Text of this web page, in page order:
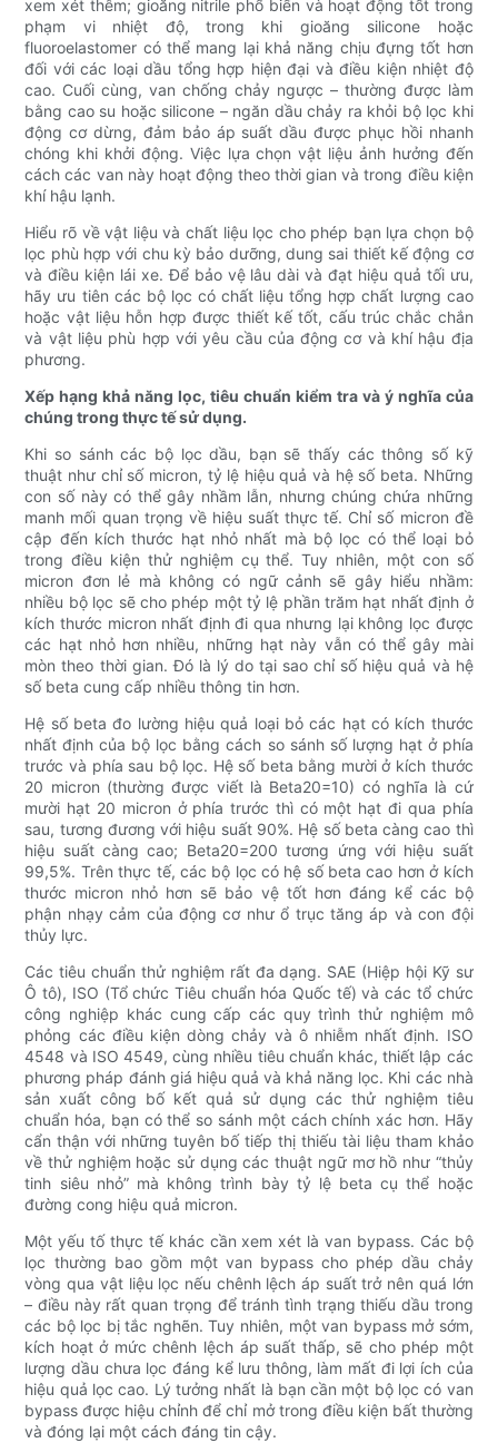
xem xét thêm; gioăng nitrile phổ biến và hoạt động tốt trong
phạm vi nhiệt độ, trong khi gioăng silicone hoặc
fluoroelastomer có thể mang lại khả năng chịu đựng tốt hơn
đối với các loại dầu tổng hợp hiện đại và điều kiện nhiệt độ
cao. Cuối cùng, van chống chảy ngược – thường được làm
bằng cao su hoặc silicone – ngăn dầu chảy ra khỏi bộ lọc khi
động cơ dừng, đảm bảo áp suất dầu được phục hồi nhanh
chóng khi khởi động. Việc lựa chọn vật liệu ảnh hưởng đến
cách các van này hoạt động theo thời gian và trong điều kiện
khí hậu lạnh.
Hiểu rõ về vật liệu và chất liệu lọc cho phép bạn lựa chọn bộ
lọc phù hợp với chu kỳ bảo dưỡng, dung sai thiết kế động cơ
và điều kiện lái xe. Để bảo vệ lâu dài và đạt hiệu quả tối ưu,
hãy ưu tiên các bộ lọc có chất liệu tổng hợp chất lượng cao
hoặc vật liệu hỗn hợp được thiết kế tốt, cấu trúc chắc chắn
và vật liệu phù hợp với yêu cầu của động cơ và khí hậu địa
phương.
Xếp hạng khả năng lọc, tiêu chuẩn kiểm tra và ý nghĩa của
chúng trong thực tế sử dụng.
Khi so sánh các bộ lọc dầu, bạn sẽ thấy các thông số kỹ
thuật như chỉ số micron, tỷ lệ hiệu quả và hệ số beta. Những
con số này có thể gây nhầm lẫn, nhưng chúng chứa những
manh mối quan trọng về hiệu suất thực tế. Chỉ số micron đề
cập đến kích thước hạt nhỏ nhất mà bộ lọc có thể loại bỏ
trong điều kiện thử nghiệm cụ thể. Tuy nhiên, một con số
micron đơn lẻ mà không có ngữ cảnh sẽ gây hiểu nhầm:
nhiều bộ lọc sẽ cho phép một tỷ lệ phần trăm hạt nhất định ở
kích thước micron nhất định đi qua nhưng lại không lọc được
các hạt nhỏ hơn nhiều, những hạt này vẫn có thể gây mài
mòn theo thời gian. Đó là lý do tại sao chỉ số hiệu quả và hệ
số beta cung cấp nhiều thông tin hơn.
Hệ số beta đo lường hiệu quả loại bỏ các hạt có kích thước
nhất định của bộ lọc bằng cách so sánh số lượng hạt ở phía
trước và phía sau bộ lọc. Hệ số beta bằng mười ở kích thước
20 micron (thường được viết là Beta20=10) có nghĩa là cứ
mười hạt 20 micron ở phía trước thì có một hạt đi qua phía
sau, tương đương với hiệu suất 90%. Hệ số beta càng cao thì
hiệu suất càng cao; Beta20=200 tương ứng với hiệu suất
99,5%. Trên thực tế, các bộ lọc có hệ số beta cao hơn ở kích
thước micron nhỏ hơn sẽ bảo vệ tốt hơn đáng kể các bộ
phận nhạy cảm của động cơ như ổ trục tăng áp và con đội
thủy lực.
Các tiêu chuẩn thử nghiệm rất đa dạng. SAE (Hiệp hội Kỹ sư
Ô tô), ISO (Tổ chức Tiêu chuẩn hóa Quốc tế) và các tổ chức
công nghiệp khác cung cấp các quy trình thử nghiệm mô
phỏng các điều kiện dòng chảy và ô nhiễm nhất định. ISO
4548 và ISO 4549, cùng nhiều tiêu chuẩn khác, thiết lập các
phương pháp đánh giá hiệu quả và khả năng lọc. Khi các nhà
sản xuất công bố kết quả sử dụng các thử nghiệm tiêu
chuẩn hóa, bạn có thể so sánh một cách chính xác hơn. Hãy
cẩn thận với những tuyên bố tiếp thị thiếu tài liệu tham khảo
về thử nghiệm hoặc sử dụng các thuật ngữ mơ hồ như “thủy
tinh siêu nhỏ” mà không trình bày tỷ lệ beta cụ thể hoặc
đường cong hiệu quả micron.
Một yếu tố thực tế khác cần xem xét là van bypass. Các bộ
lọc thường bao gồm một van bypass cho phép dầu chảy
vòng qua vật liệu lọc nếu chênh lệch áp suất trở nên quá lớn
– điều này rất quan trọng để tránh tình trạng thiếu dầu trong
các bộ lọc bị tắc nghẽn. Tuy nhiên, một van bypass mở sớm,
kích hoạt ở mức chênh lệch áp suất thấp, sẽ cho phép một
lượng dầu chưa lọc đáng kể lưu thông, làm mất đi lợi ích của
hiệu quả lọc cao. Lý tưởng nhất là bạn cần một bộ lọc có van
bypass được hiệu chỉnh để chỉ mở trong điều kiện bất thường
và đóng lại một cách đáng tin cậy.